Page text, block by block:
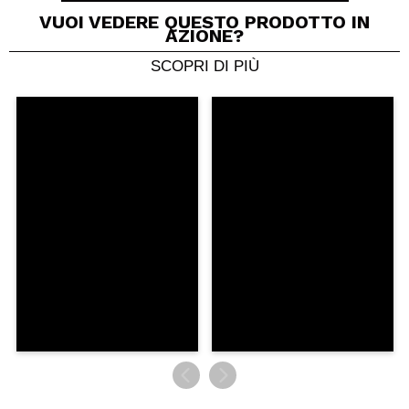
Condividi un video o una foto
Il tuo video potrebbe essere il primo. Immaginalo...
VUOI VEDERE QUESTO PRODOTTO IN
AZIONE?
SCOPRI DI PIÙ